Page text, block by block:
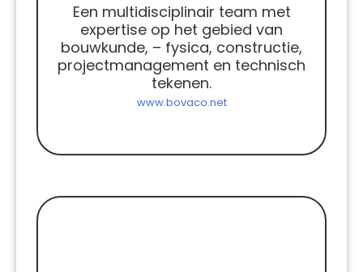
Een multidisciplinair team met
expertise op het gebied van
bouwkunde, – fysica, constructie,
projectmanagement en technisch
tekenen.
www.bovaco.net